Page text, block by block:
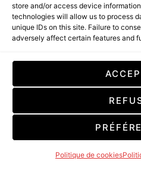
store and/or access device
technologies will allow us to process
unique IDs on this site. Failure to
adversely affect certain features and
Politique de cookies
1 MINUTE READ
LIRE LA SUITE
3